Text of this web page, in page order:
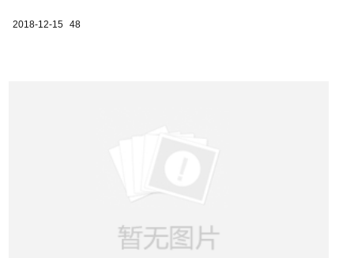
2018-12-15 48